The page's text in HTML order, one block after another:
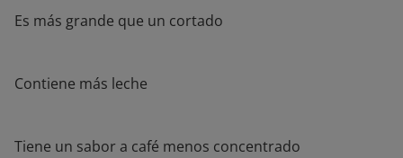
Es más grande que un cortado
Contiene más leche
Tiene un sabor a café menos concentrado